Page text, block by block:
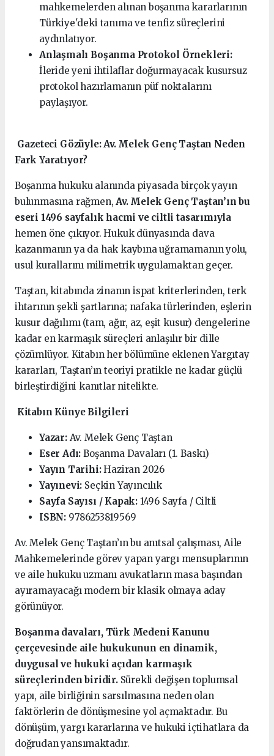
mahkemelerden alınan boşanma kararlarının
Türkiye'deki tanıma ve tenfiz süreçlerini
aydınlatıyor.
Anlaşmalı Boşanma Protokol Örnekleri:
İleride yeni ihtilaflar doğurmayacak kusursuz
protokol hazırlamanın püf noktalarını
paylaşıyor.
️ Gazeteci Gözüyle: Av. Melek Genç Taştan Neden
Fark Yaratıyor?
Boşanma hukuku alanında piyasada birçok yayın
bulunmasına rağmen,Av. Melek Genç Taştan’ın bu
eseri 1496 sayfalık hacmi ve ciltli tasarımıyla
hemen öne çıkıyor. Hukuk dünyasında dava
kazanmanın ya da hak kaybına uğramamanın yolu,
usul kurallarını milimetrik uygulamaktan geçer.
Taştan, kitabında zinanın ispat kriterlerinden, terk
ihtarının şekli şartlarına; nafaka türlerinden, eşlerin
kusur dağılımı (tam, ağır, az, eşit kusur) dengelerine
kadar en karmaşık süreçleri anlaşılır bir dille
çözümlüyor. Kitabın her bölümüne eklenen Yargıtay
kararları, Taştan’ın teoriyi pratikle ne kadar güçlü
birleştirdiğini kanıtlar nitelikte.
Kitabın Künye Bilgileri
Yazar:Av. Melek Genç Taştan
Eser Adı: Boşanma Davaları (1. Baskı)
Yayın Tarihi:Haziran 2026
Yayınevi: Seçkin Yayıncılık
Sayfa Sayısı / Kapak:1496 Sayfa / Ciltli
ISBN: 9786253819569
Av. Melek Genç Taştan’ın bu anıtsal çalışması, Aile
Mahkemelerinde görev yapan yargı mensuplarının
ve aile hukuku uzmanı avukatların masa başından
ayıramayacağı modern bir klasik olmaya aday
görünüyor.
Boşanma davaları, Türk Medeni Kanunu
çerçevesinde aile hukukunun en dinamik,
duygusal ve hukuki açıdan karmaşık
süreçlerinden biridir.Sürekli değişen toplumsal
yapı, aile birliğinin sarsılmasına neden olan
faktörlerin de dönüşmesine yol açmaktadır. Bu
dönüşüm, yargı kararlarına ve hukuki içtihatlara da
doğrudan yansımaktadır.